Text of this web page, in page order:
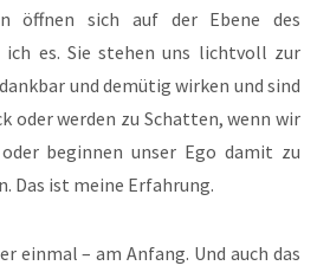
öffnen sich auf der Ebene des
ich es. Sie stehen uns lichtvoll zur
und demütig wirken und sind
oder werden zu Schatten, wenn wir
beginnen unser Ego damit zu
Das ist meine Erfahrung.
einmal – am Anfang. Und auch das